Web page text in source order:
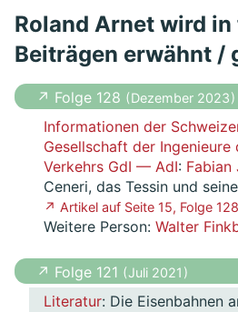
Roland Arnet wird
Beiträgen erwähnt /
↗ Folge 128 ( Dezember 2023 )
Informationen der
Gesellschaft der
Verkehrs GdI — AdI: Fabian
Ceneri, das Tessin und
↗ Artikel auf Seite 15, Folge 128
Weitere Person: Walter
↗ Folge 121 ( Juli 2021 )
Literatur: Die Eisenbahnen